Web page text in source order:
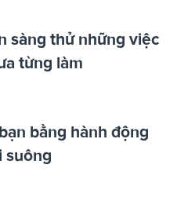
sàng thử những việc
từng làm
bằng hành động
suông